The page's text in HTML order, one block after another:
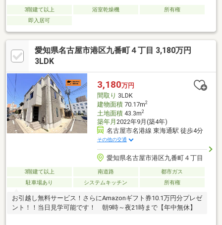
3階建て以上 浴室乾燥機
所有権
即入居可
愛知県名古屋市港区九番町４丁目 3,180万円
3LDK
3,180万円
間取り 3LDK
建物面積70.17m2
土地面積43.3m2
築年月 2022年9月(築4年)
名古屋市名港線 東海通駅 徒歩4分
その他の交通
愛知県名古屋市港区九番町４丁目
3階建て以上 南道路
都市ガス
駐車場あり
システムキッチン 所有権
お引越し無料サービス！さらにAmazonギフト券10.1万円分プレゼ
ント！！当日見学可能です！ 朝9時～夜21時まで【年中無休】